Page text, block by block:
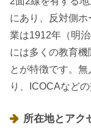
にあり、反対側
業は1912年（明
には多くの教育
とが特徴です。
り、ICOCAなど
所在地とアク